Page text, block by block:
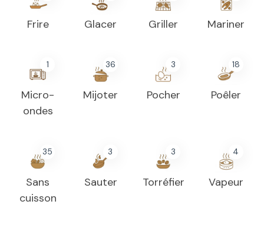
Frire Glacer Griller Mariner
1
Micro-
ondes
36
Mijoter
3
Pocher
18
Poêler
35
Sans
cuisson
3
Sauter
3
Torréfier
4
Vapeur